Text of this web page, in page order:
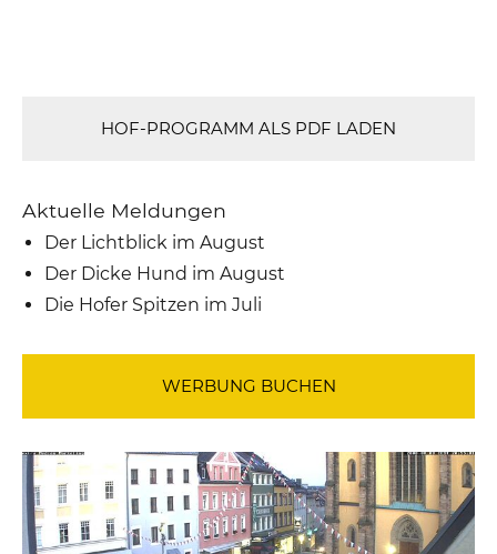
HOF-PROGRAMM ALS PDF LADEN
Aktuelle Meldungen
Der Lichtblick im August
Der Dicke Hund im August
Die Hofer Spitzen im Juli
WERBUNG BUCHEN